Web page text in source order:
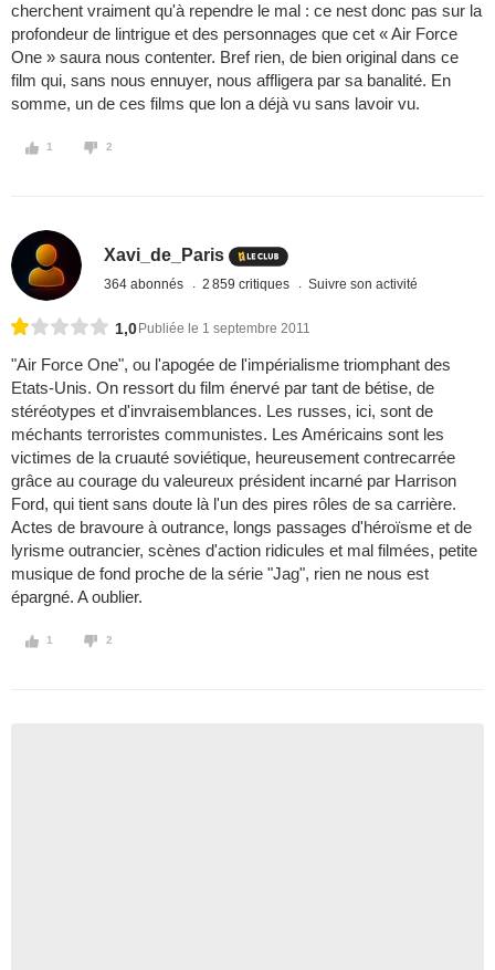
cherchent vraiment qu'à rependre le mal : ce nest donc pas sur la
profondeur de lintrigue et des personnages que cet « Air Force
One » saura nous contenter. Bref rien, de bien original dans ce
film qui, sans nous ennuyer, nous affligera par sa banalité. En
somme, un de ces films que lon a déjà vu sans lavoir vu.
1 2
Xavi_de_Paris
364 abonnés 2 859 critiques Suivre son activité
1,0 Publiée le 1 septembre 2011
"Air Force One", ou l'apogée de l'impérialisme triomphant des
Etats-Unis. On ressort du film énervé par tant de bétise, de
stéréotypes et d'invraisemblances. Les russes, ici, sont de
méchants terroristes communistes. Les Américains sont les
victimes de la cruauté soviétique, heureusement contrecarrée
grâce au courage du valeureux président incarné par Harrison
Ford, qui tient sans doute là l'un des pires rôles de sa carrière.
Actes de bravoure à outrance, longs passages d'héroïsme et de
lyrisme outrancier, scènes d'action ridicules et mal filmées, petite
musique de fond proche de la série "Jag", rien ne nous est
épargné. A oublier.
1 2